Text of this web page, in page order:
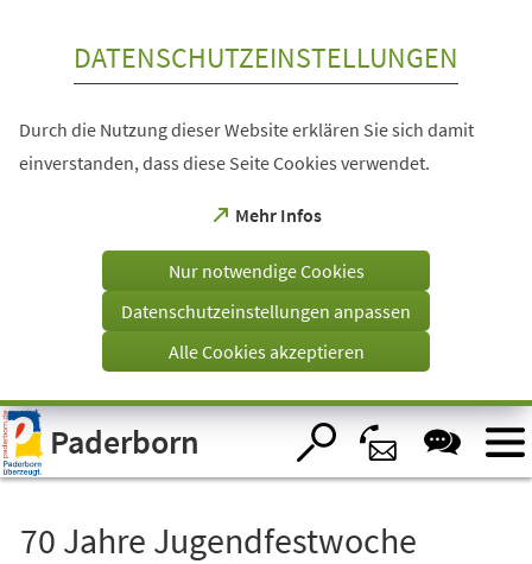
Visuelle
Assistenzsoftware
öffnen.
DATENSCHUTZEINSTELLUNGEN
Durch die Nutzung dieser Website erklären Sie sich damit
einverstanden, dass diese Seite Cookies verwendet.
Mehr Infos
(Öffnet
einem
Tab)
Nur notwendige Cookies
Datenschutzeinstellungen anpassen
Alle Cookies akzeptieren
Paderborn
70 Jahre Jugendfestwoche